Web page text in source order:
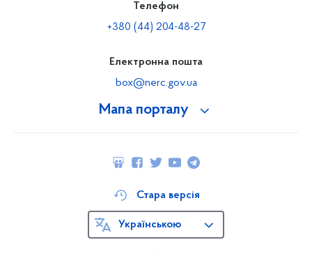
Мапа порталу
Телефон
+380 (44) 204-48-27
Електронна пошта
box@nerc.gov.ua
Стара версія
Українською